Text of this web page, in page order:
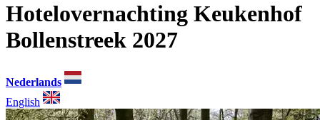
Hotelovernachting Keukenhof
Bollenstreek 2027
Nederlands
English